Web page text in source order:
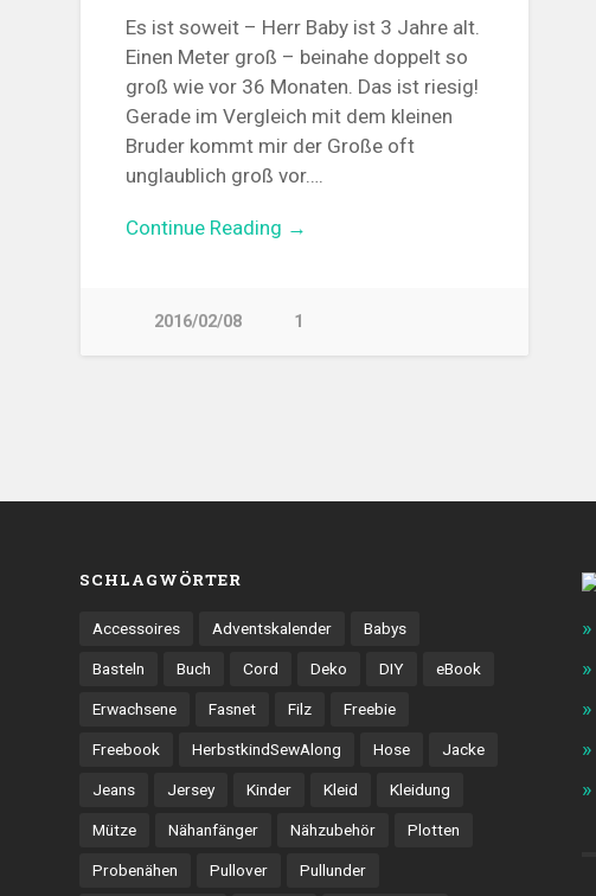
Es ist soweit – Herr Baby ist 3 Jahre alt.
Einen Meter groß – beinahe doppelt so
groß wie vor 36 Monaten. Das ist riesig!
Gerade im Vergleich mit dem kleinen
Bruder kommt mir der Große oft
unglaublich groß vor….
Continue Reading →
2016/02/08 1
SCHLAGWÖRTER
Accessoires Adventskalender Babys
Basteln Buch Cord Deko DIY eBook
Erwachsene Fasnet Filz Freebie
Freebook HerbstkindSewAlong Hose Jacke
Jeans Jersey Kinder Kleid Kleidung
Mütze Nähanfänger Nähzubehör Plotten
Probenähen Pullover Pullunder